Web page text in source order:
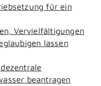
für ein
Vervielfältigungen
lassen
beantragen